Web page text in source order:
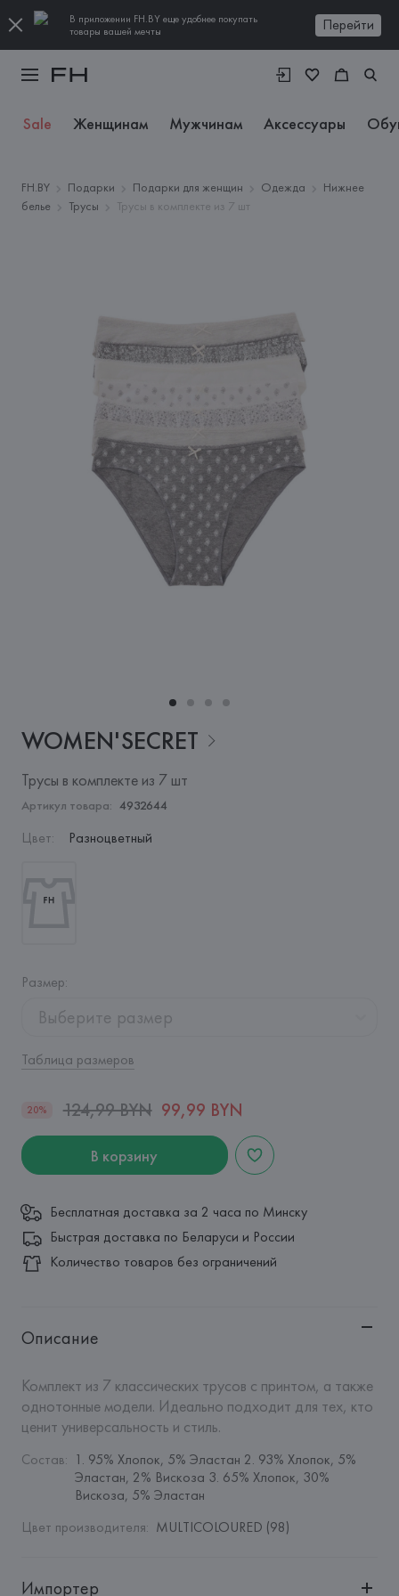
В приложении FH.BY еще удобнее покупать
товары вашей мечты
Перейти
Sale Женщинам Мужчинам Аксессуары
FH.BY Подарки Подарки для женщин Одежда
Нижнее
белье
Трусы Трусы в комплекте из 7 шт
WOMEN'SECRET
Трусы в комплекте из 7 шт
Артикул товара: 4932644
Цвет: Разноцветный
Размер:
Выберите размер
Таблица размеров
20% 124,99 BYN 99,99 BYN
В корзину
Бесплатная доставка за 2 часа по Минску
Быстрая доставка по Беларуси и России
Количество товаров без ограничений
Описание
Комплект из 7 классических трусов с принтом, а также
однотонные модели. Идеально подходит для тех, кто
ценит универсальность и стиль.
Состав: 1. 95% Хлопок, 5% Эластан 2. 93% Хлопок, 5%
Эластан, 2% Вискоза 3. 65% Хлопок, 30%
Вискоза, 5% Эластан
Цвет производителя: MULTICOLOURED (98)
Импортер